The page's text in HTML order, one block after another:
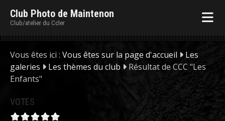
Club Photo de Maintenon
Club/atelier du Ccler
Vous êtes ici : Vous êtes sur la page d'accueil
Les
galeries
Les thèmes du club
Résultat de CCC "Les
Enfants"
VOTES